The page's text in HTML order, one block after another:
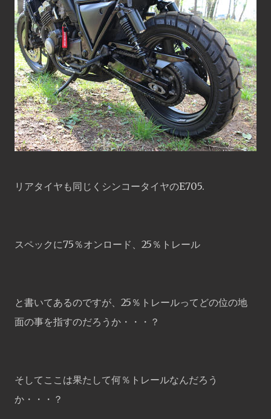
リアタイヤも同じくシンコータイヤのE705.
スペックに75％オンロード、25％トレール
と書いてあるのですが、25％トレールってどの位の地
面の事を指すのだろうか・・・？
そしてここは果たして何％トレールなんだろう
か・・・？